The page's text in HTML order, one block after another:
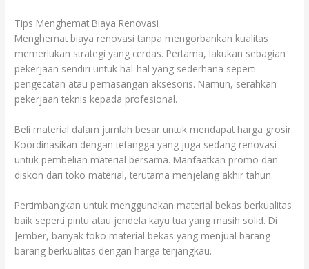
Tips Menghemat Biaya Renovasi
Menghemat biaya renovasi tanpa mengorbankan kualitas
memerlukan strategi yang cerdas. Pertama, lakukan sebagian
pekerjaan sendiri untuk hal-hal yang sederhana seperti
pengecatan atau pemasangan aksesoris. Namun, serahkan
pekerjaan teknis kepada profesional.
Beli material dalam jumlah besar untuk mendapat harga grosir.
Koordinasikan dengan tetangga yang juga sedang renovasi
untuk pembelian material bersama. Manfaatkan promo dan
diskon dari toko material, terutama menjelang akhir tahun.
Pertimbangkan untuk menggunakan material bekas berkualitas
baik seperti pintu atau jendela kayu tua yang masih solid. Di
Jember, banyak toko material bekas yang menjual barang-
barang berkualitas dengan harga terjangkau.